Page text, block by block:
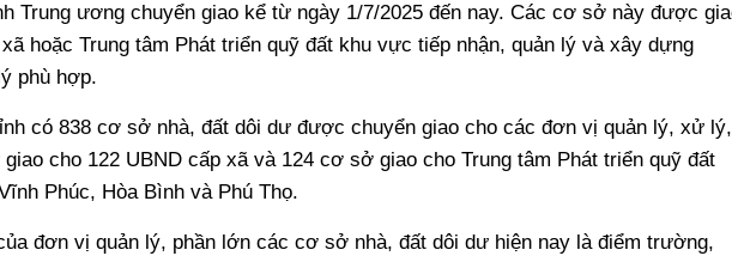
Trung ương chuyển giao kể từ ngày 1/7/2025 đến nay. Các cơ sở này được
hoặc Trung tâm Phát triển quỹ đất khu vực tiếp nhận, quản lý và xây dựng
phù hợp.
có 838 cơ sở nhà, đất dôi dư được chuyển giao cho các đơn vị quản lý, xử lý,
cho 122 UBND cấp xã và 124 cơ sở giao cho Trung tâm Phát triển quỹ đất
Phúc, Hòa Bình và Phú Thọ.
đơn vị quản lý, phần lớn các cơ sở nhà, đất dôi dư hiện nay là điểm trường,